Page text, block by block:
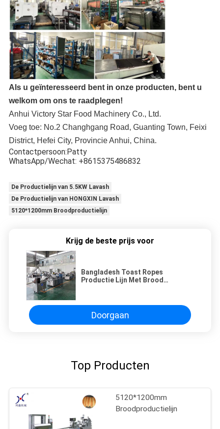
Als u geïnteresseerd bent in onze producten, bent u
welkom om ons te raadplegen!
Anhui Victory Star Food Machinery Co., Ltd.
Voeg toe: No.2 Changhgang Road, Guanting Town, Feixi
District, Hefei City, Provincie Anhui, China.
Contactpersoon:Patty
WhatsApp/Wechat: +8615375486832
De Productielijn van 5.5KW Lavash
De Productielijn van HONGXIN Lavash
5120*1200mm Broodproductielijn
Krijg de beste prijs voor
Bangladesh Toast Ropes
Productie Lijn Met Brood
Doorgaan
Top Producten
5120*1200mm
Broodproductielijn